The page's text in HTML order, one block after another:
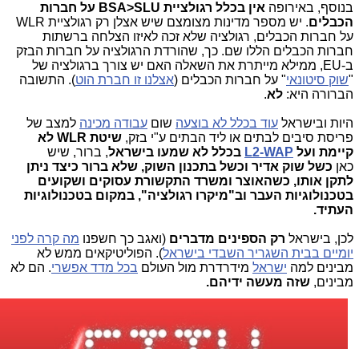
בנוסף, באירופה אין בכלל רגולציית BSA>SLU על
חברות
הכבלים
. יש מספר מדינות מצומצם שיש אצלן רק רגולציית WLR
על חברות הכבלים, רגולציה שלא זכה לאיזו הצלחה ברשתות
חברות הכבלים הללו שם. כך, שהורדת הרגולציה על חברות הבזק
ב-EU, ממילא מייתרת את השאלה האם יש צורך ברגולציה של
"שוק סיטונאי" על חברות הכבלים (אצלנו זו חברת הוט). התשובה
הברורה היא: לא.
היות ובישראל עוד בכלל לא בוצעה שום עבודה מכינה למצב של
פריסת סיבים לבתים או ליד הבתים ע"י בזק,
שיטת WLR לא
קיימת ועל L2-WAP בכלל לא שמעו בישראל, ברור, שיש
כאן כשל שוק אדיר וכשל בתכנון השוק, שלא ברור כיצד ניתן
לתקן אותו, כשהאוצר ומשרד התקשורת עסוקים ושקועים
בטכנולוגיות העבר וב"מיקרו רגולציה", במקום בטכנולוגיות
העתיד.
לכן, בישראל רק הספינים מדברים (ואגב כך חשפנו מה קרה לפני
יומיים בבית השגריר השבדי בישראל). הפוליטיקאים ממש לא
מבינים למה ישראל מידרדרת מול העולם בכל מדד אפשרי. הם לא
מבינים, שזה מעשה ידיהם.